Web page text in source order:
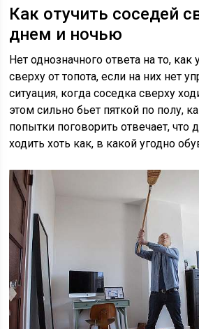
Как отучить соседей
днем и ночью
Нет однозначного ответа на то, как
сверху от топота, если на них нет
ситуация, когда соседка сверху
этом сильно бьет пяткой по полу,
попытки поговорить отвечает, что
ходить хоть как, в какой угодно